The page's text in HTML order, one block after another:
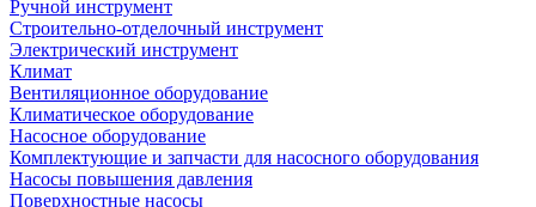
Ручной инструмент
Строительно-отделочный инструмент
Электрический инструмент
Климат
Вентиляционное оборудование
Климатическое оборудование
Насосное оборудование
Комплектующие и запчасти для насосного оборудования
Насосы повышения давления
Поверхностные насосы